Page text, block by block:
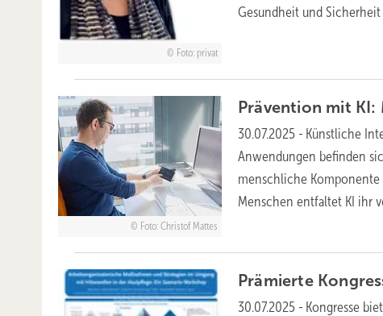
Foto: privat
Gesundheit und
Foto: Christof Mattes
Prävention mit KI:
30.07.2025 - Künstliche
Anwendungen befinden
menschliche
Menschen entfaltet KI ihr
Prämierte
30.07.2025 - Kongresse